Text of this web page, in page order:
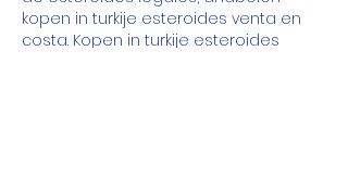
kopen in turkije esteroides venta en
costa. Kopen in turkije esteroides